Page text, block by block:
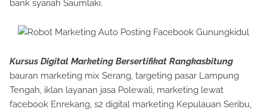
bank syariah Saumlaki.
Kursus Digital Marketing Bersertifikat Rangkasbitung
bauran marketing mix Serang, targeting pasar Lampung
Tengah, iklan layanan jasa Polewali, marketing lewat
facebook Enrekang, s2 digital marketing Kepulauan Seribu,